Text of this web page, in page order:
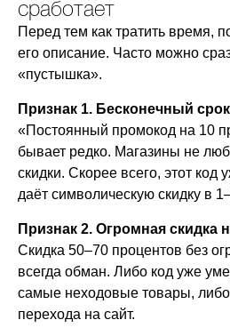
сработает
Перед тем как тратить время,
его описание. Часто можно
«пустышка».
Признак 1. Бесконечный
«Постоянный промокод на 10
бывает редко. Магазины не
скидки. Скорее всего, этот код
даёт символическую скидку в
Признак 2. Огромная скидка
Скидка 50–70 процентов без
всегда обман. Либо код уже
самые неходовые товары,
перехода на сайт.